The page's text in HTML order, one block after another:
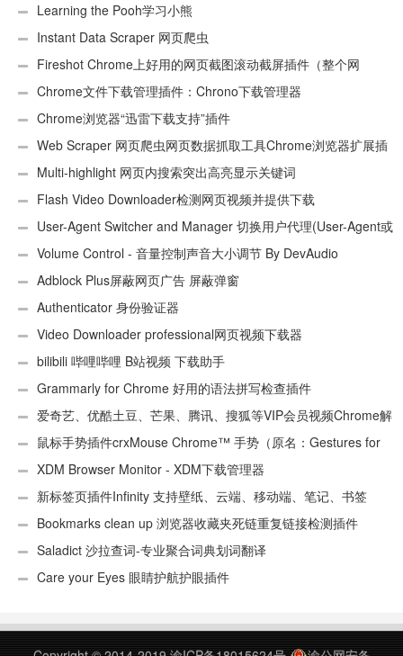
Learning the Pooh学习小熊
Instant Data Scraper 网页爬虫
Fireshot Chrome上好用的网页截图滚动截屏插件（整个网
页）Chrome文件下载管理插件：Chrono下载管理器
Chrome浏览器“迅雷下载支持”插件
Web Scraper 网页爬虫网页数据抓取工具Chrome浏览器扩展插
件 Multi-highlight 网页内搜索突出高亮显示关键词
Flash Video Downloader检测网页视频并提供下载
User-Agent Switcher and Manager 切换用户代理(User-Agent或
UA)Volume Control - 音量控制声音大小调节 By DevAudio
Adblock Plus屏蔽网页广告 屏蔽弹窗
Authenticator 身份验证器
Video Downloader professional网页视频下载器
bilibili 哔哩哔哩 B站视频 下载助手
Grammarly for Chrome 好用的语法拼写检查插件
爱奇艺、优酷土豆、芒果、腾讯、搜狐等VIP会员视频Chrome解
析工具鼠标手势插件crxMouse Chrome™ 手势（原名：Gestures for
Chrome(TM)汉化版）
XDM Browser Monitor - XDM下载管理器
新标签页插件Infinity 支持壁纸、云端、移动端、笔记、书签
Bookmarks clean up 浏览器收藏夹死链重复链接检测插件
Saladict 沙拉查词-专业聚合词典划词翻译
Care your Eyes 眼睛护航护眼插件